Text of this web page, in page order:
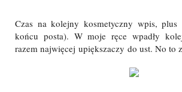
Czas na kolejny kosmetyczny wpis, plus
końcu posta). W moje ręce wpadły
razem najwięcej upiększaczy do ust. No to